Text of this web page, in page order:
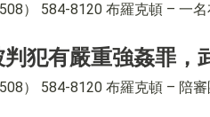
） 584-8120 布羅克頓 – 一
犯有嚴重強姦罪，
） 584-8120 布羅克頓 – 陪